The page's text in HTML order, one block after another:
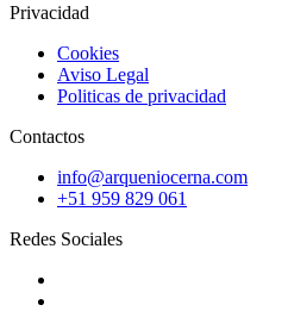
Privacidad
Cookies
Aviso Legal
Politicas de privacidad
Contactos
info@arqueniocerna.com
+51 959 829 061
Redes Sociales